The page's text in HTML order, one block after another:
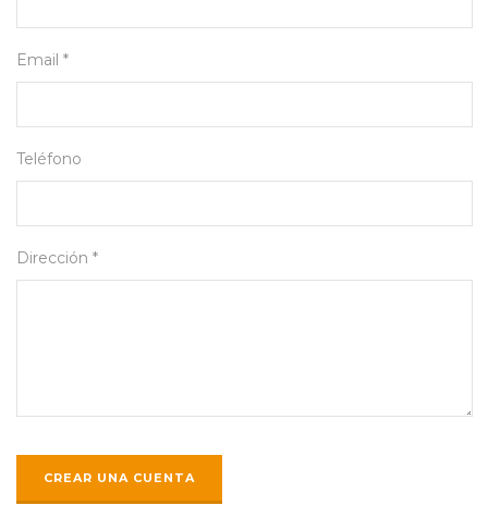
Email *
Teléfono
Dirección *